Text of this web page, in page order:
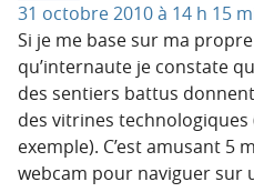
31 octobre 2010 à 14 h 15
Si je me base sur ma
qu’internaute je constate
des sentiers battus
des vitrines technologiques
exemple). C’est amusant 5
webcam pour naviguer sur